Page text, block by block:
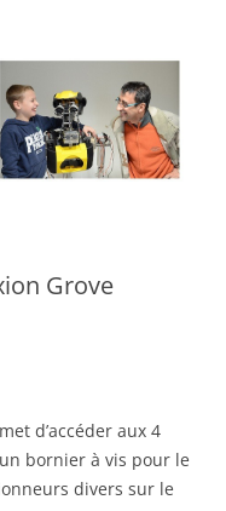
Grove
d’accéder aux 4
bornier à vis pour le
divers sur le